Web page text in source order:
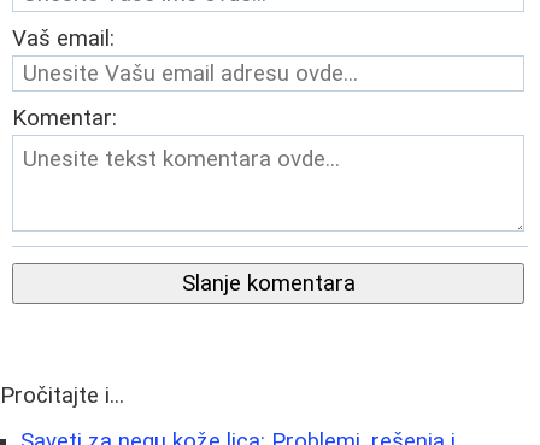
Vaš email:
Komentar:
Slanje komentara
Pročitajte i...